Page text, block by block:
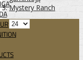
Mystery Ranch